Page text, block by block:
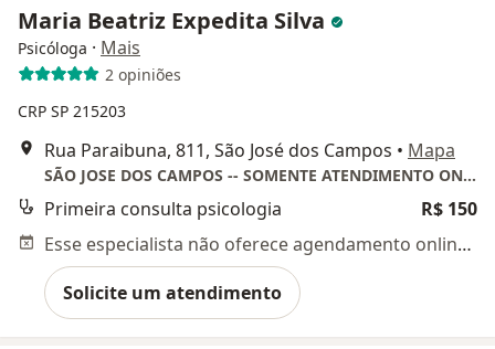
Maria Beatriz Expedita Silva
Psicóloga · Mais
2 opiniões
CRP SP 215203
Rua Paraibuna, 811, São José dos Campos • Mapa
SÃO JOSE DOS CAMPOS -- SOMENTE ATENDIMENTO ONLINE--
Primeira consulta psicologia
R$ 150
Esse especialista não oferece agendamento online para esse endereço.
Solicite um atendimento